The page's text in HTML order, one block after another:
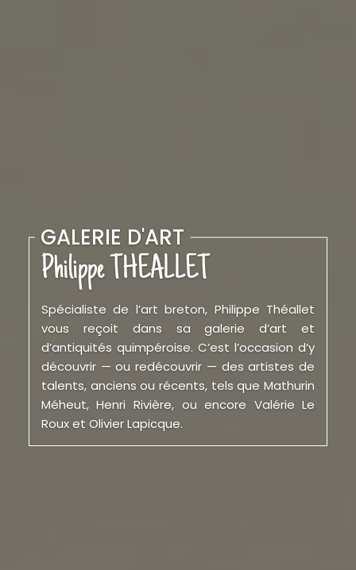
GALERIE D'ART
Philippe THEALLET
Spécialiste de l’art breton, Philippe Théallet
vous reçoit dans sa galerie d’art et
d’antiquités quimpéroise. C’est l’occasion d’y
découvrir — ou redécouvrir — des artistes de
talents, anciens ou récents, tels que Mathurin
Méheut, Henri Rivière, ou encore Valérie Le
Roux et Olivier Lapicque.
GALERIE D'ART
Philippe THEALLET
Spécialiste de l’art breton, Philippe Théallet
vous reçoit dans sa galerie d’art et
d’antiquités quimpéroise. C’est l’occasion d’y
découvrir — ou redécouvrir — des artistes de
talents, anciens ou récents, tels que Maturin
Méheut, Henri Rivière, ou encore Valérie Le
Roux et Olivier Lapicque.